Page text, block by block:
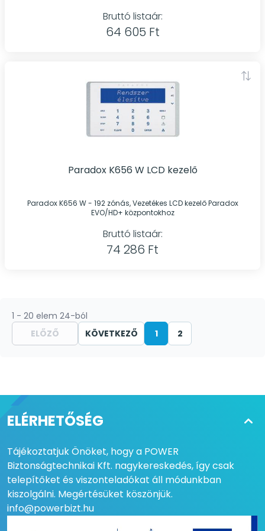
Bruttó listaár:
64 605 Ft
Paradox K656 W LCD kezelő
Paradox K656 W - 192 zónás, Vezetékes LCD kezelő Paradox
EVO/HD+ központokhoz
Bruttó listaár:
74 286 Ft
1 - 20 elem 24-ból
ELŐZŐ
1 2
KÖVETKEZŐ
ELÉRHETŐSÉG
Tájékoztatjuk Önöket, hogy a POWER
Biztonságtechnikai Kft. nagykereskedés, így csak
telepítőket és viszonteladókat áll módunkban
kiszolgálni. Megértésüket köszönjük.
info@powerbizt.hu